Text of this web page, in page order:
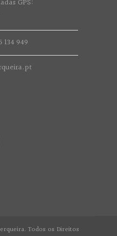
GPS:
134 949
Todos os Direitos